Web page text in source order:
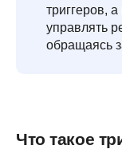
триггеров,
управлять
обращаясь
Что такое